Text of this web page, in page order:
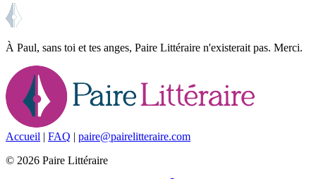
À Paul, sans toi et tes anges, Paire Littéraire n'existerait pas. Merci.
Accueil | FAQ | paire@pairelitteraire.com
© 2026 Paire Littéraire